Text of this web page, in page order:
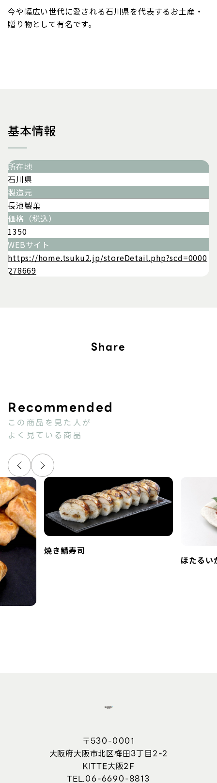
今や幅広い世代に愛される石川県を代表するお土産・
贈り物として有名です。
基本情報
所在地
石川県
製造元
長池製菓
価格（税込）
1350
WEBサイト
https://home.tsuku2.jp/storeDetail.php?scd=0000
278669
Share
この商品を見た人が
よく見ている商品
焼き鯖寿司
ほたるい
〒530-0001
大阪府大阪市北区梅田3丁目2-2
KITTE大阪2F
06-6690-8813